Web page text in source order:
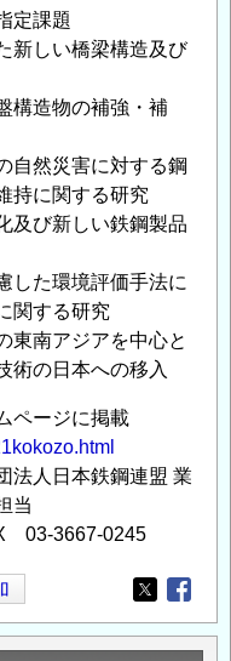
定課題
新しい橋梁構造及び
構造物の補強・補
自然災害に対する鋼
持に関する研究
及び新しい鉄鋼製品
した環境評価手法に
関する研究
東南アジアを中心と
術の日本への移入
ページに掲載
人日本鉄鋼連盟 業
当
03-3667-0245
Opens in